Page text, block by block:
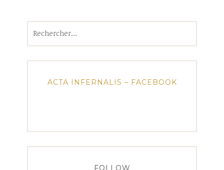
ACTA INFERNALIS – FACEBOOK
FOLLOW